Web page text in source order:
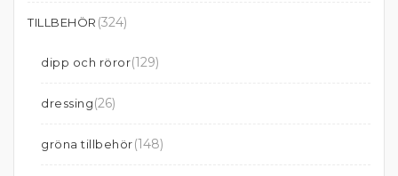
TILLBEHÖR (324)
dipp och röror(129)
dressing(26)
gröna tillbehör(148)